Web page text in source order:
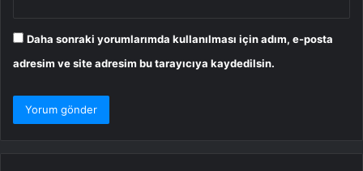
Daha sonraki yorumlarımda kullanılması için adım, e-posta
adresim ve site adresim bu tarayıcıya kaydedilsin.